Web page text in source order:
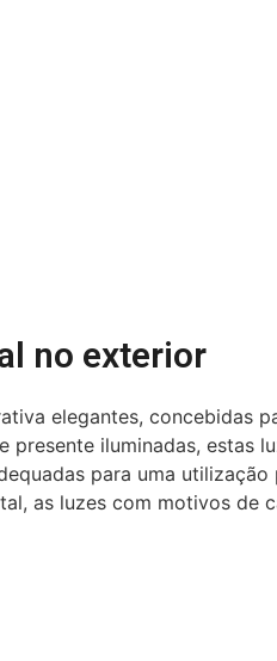
no exterior
elegantes, concebidas
iluminadas, estas
para uma
as luzes com motivos de